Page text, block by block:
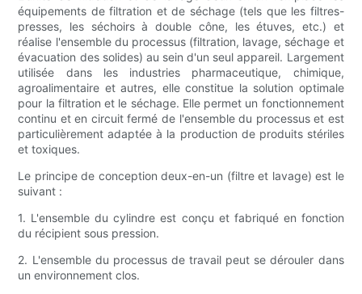
équipements de filtration et de séchage (tels que les filtres-
presses, les séchoirs à double cône, les étuves, etc.) et
réalise l'ensemble du processus (filtration, lavage, séchage et
évacuation des solides) au sein d'un seul appareil. Largement
utilisée dans les industries pharmaceutique, chimique,
agroalimentaire et autres, elle constitue la solution optimale
pour la filtration et le séchage. Elle permet un fonctionnement
continu et en circuit fermé de l'ensemble du processus et est
particulièrement adaptée à la production de produits stériles
et toxiques.
Le principe de conception deux-en-un (filtre et lavage) est le
suivant :
1. L'ensemble du cylindre est conçu et fabriqué en fonction
du récipient sous pression.
2. L'ensemble du processus de travail peut se dérouler dans
un environnement clos.